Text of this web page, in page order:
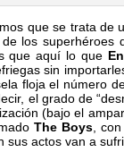
que se trata de
los
que aquí lo que
sin
floja el número
el grado de
(bajo el
The Boys, con
actos van a